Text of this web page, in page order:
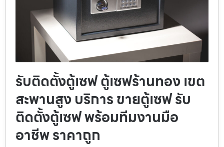
รับติดตั้งตู้เซฟ ตู้เซฟร้านทอง เขต
สะพานสูง บริการ ขายตู้เซฟ รับ
ติดตั้งตู้เซฟ พร้อมทีมงานมือ
อาชีพ ราคาถูก